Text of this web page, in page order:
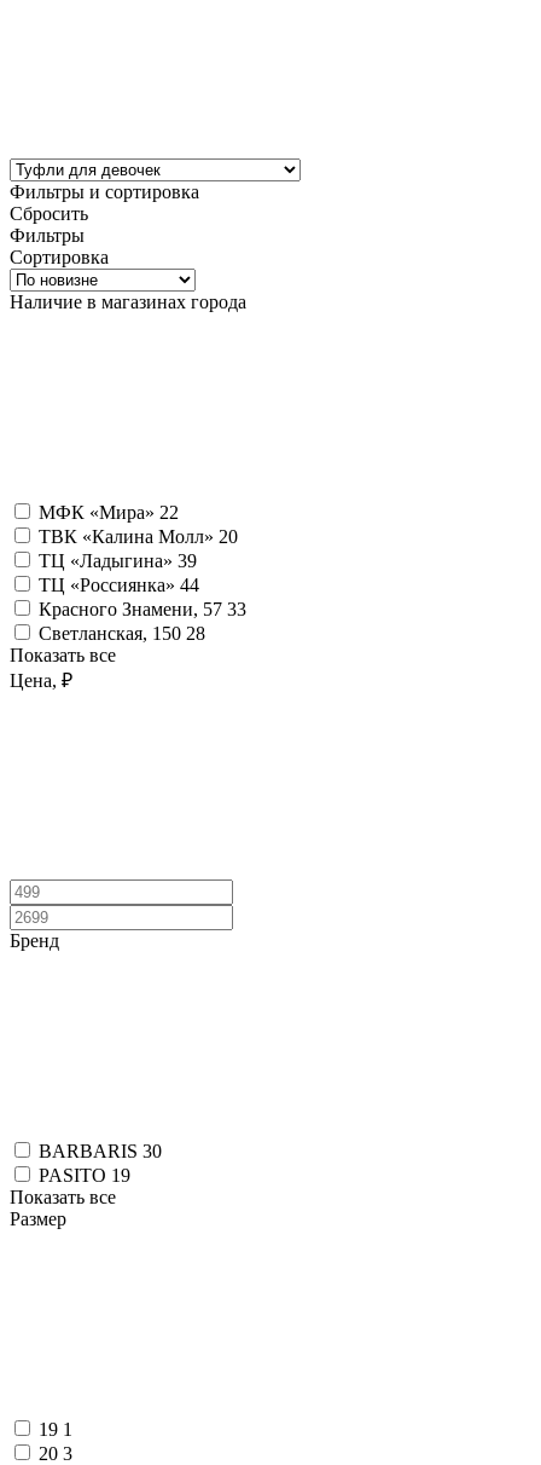
Фильтры и сортировка
Сбросить
Фильтры
Сортировка
Наличие в магазинах города
МФК «Мира» 22
ТВК «Калина Молл» 20
ТЦ «Ладыгина» 39
ТЦ «Россиянка» 44
Красного Знамени, 57 33
Светланская, 150 28
Показать все
Цена, ₽
Бренд
BARBARIS 30
PASITO 19
Показать все
Размер
19 1
20 3